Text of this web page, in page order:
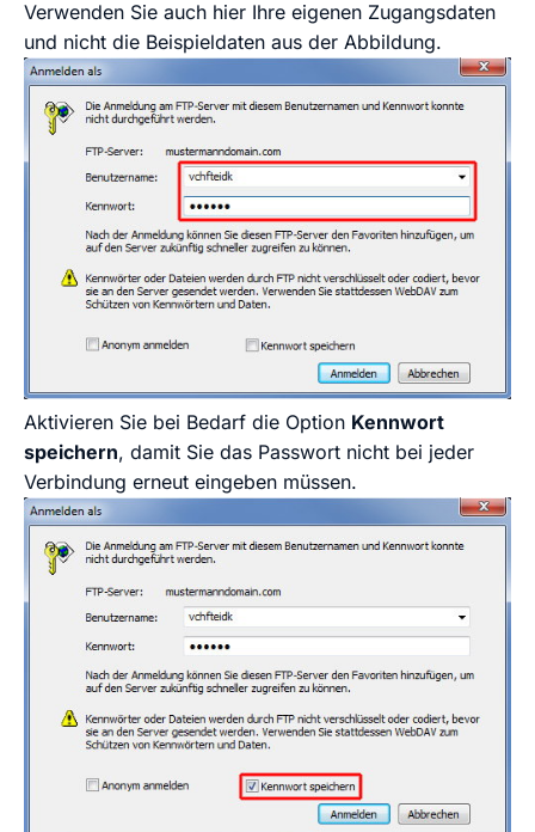
Verwenden Sie auch hier Ihre eigenen Zugangsdaten
und nicht die Beispieldaten aus der Abbildung.
Aktivieren Sie bei Bedarf die Option Kennwort
speichern, damit Sie das Passwort nicht bei jeder
Verbindung erneut eingeben müssen.